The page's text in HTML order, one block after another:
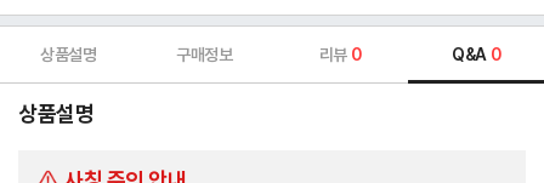
상품설명 구매정보 리뷰 0 Q&A 0
상품설명